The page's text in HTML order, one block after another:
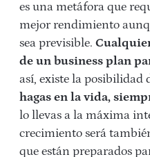
es una metáfora que
mejor rendimiento
sea previsible.
de un business plan
así, existe la posibilidad
hagas en la vida,
lo llevas a la máxima
crecimiento será
que están preparados